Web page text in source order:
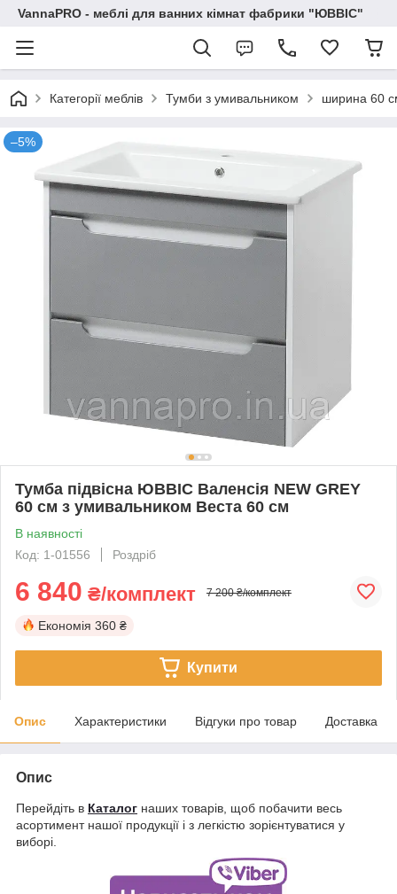
VannaPRO - меблі для ванних кімнат фабрики "ЮВВІС"
Категорії меблів Тумби з умивальником ширина 60
–5%
Тумба підвісна ЮВВІС Валенсія NEW GREY
60 см з умивальником Веста 60 см
В наявності
Код: 1-01556
Роздріб
6 840 ₴/комплект 7 200 ₴/комплект
Економія 360 ₴
Купити
Опис Характеристики Відгуки про товар Доставка
Опис
Перейдіть в Каталог наших товарів, щоб побачити весь
асортимент нашої продукції і з легкістю зорієнтуватися у
виборі.